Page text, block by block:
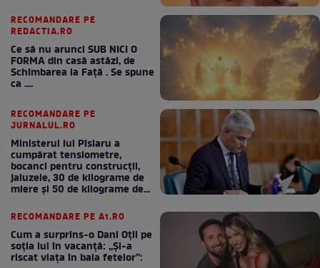
RECOMANDARE PE
REDACTIA.RO
Ce să nu arunci SUB NICI O
FORMA din casă astăzi, de
Schimbarea la Față . Se spune
ca ....
RECOMANDARE PE
JURNALUL.RO
Ministerul lui Pîslaru a
cumpărat tensiometre,
bocanci pentru construcții,
jaluzele, 30 de kilograme de
miere și 50 de kilograme de
RECOMANDARE PE A1.RO
Cum a surprins-o Dani Oțil pe
soția lui în vacanță: „Și-a
riscat viața în baia fetelor”: